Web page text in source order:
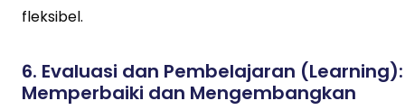
fleksibel.
6. Evaluasi dan Pembelajaran (Learning):
Memperbaiki dan Mengembangkan